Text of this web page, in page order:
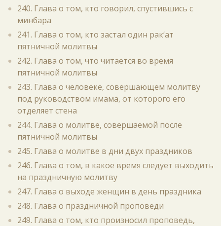
240. Глава о том, кто говорил, спустившись с
минбара
241. Глава о том, кто застал один рак‘ат
пятничной молитвы
242. Глава о том, что читается во время
пятничной молитвы
243. Глава о человеке, совершающем молитву
под руководством имама, от которого его
отделяет стена
244. Глава о молитве, совершаемой после
пятничной молитвы
245. Глава о молитве в дни двух праздников
246. Глава о том, в какое время следует выходить
на праздничную молитву
247. Глава о выходе женщин в день праздника
248. Глава о праздничной проповеди
249. Глава о том, кто произносил проповедь,